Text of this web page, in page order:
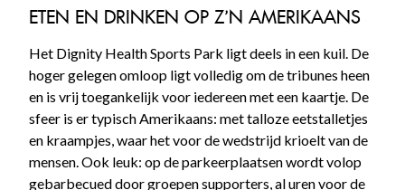
ETEN EN DRINKEN OP Z’N AMERIKAANS
Het Dignity Health Sports Park ligt deels in een kuil. De
hoger gelegen omloop ligt volledig om de tribunes heen
en is vrij toegankelijk voor iedereen met een kaartje. De
sfeer is er typisch Amerikaans: met talloze eetstalletjes
en kraampjes, waar het voor de wedstrijd krioelt van de
mensen. Ook leuk: op de parkeerplaatsen wordt volop
gebarbecued door groepen supporters, al uren voor de